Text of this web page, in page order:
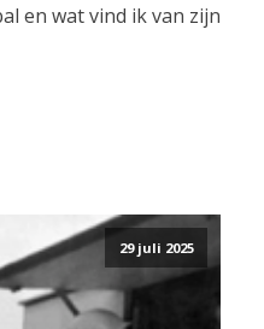
en wat vind ik van zijn
29 juli 2025